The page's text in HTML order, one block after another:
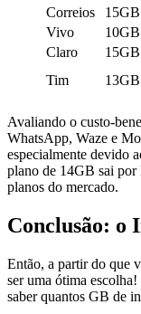
Correios
15GB
Vivo
10GB
Claro
15GB
Tim
13GB
Avaliando o custo-
WhatsApp, Waze e
especialmente devido
plano de 14GB sai
planos do mercado.
Conclusão: o
Então, a partir do que
ser uma ótima
saber quantos GB de